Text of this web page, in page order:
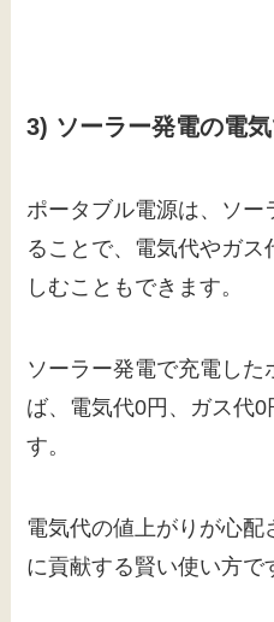
3) ソーラー発電の電
ポータブル電源は、ソ
ることで、電気代やガ
しむこともできます。
ソーラー発電で充電した
ば、電気代0円、ガス代
す。
電気代の値上がりが心配
に貢献する賢い使い方で